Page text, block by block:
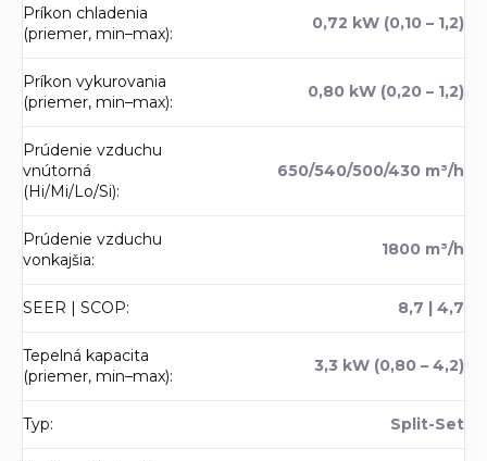
Príkon chladenia
(priemer, min–max):
0,72 kW (0,10 – 1,2)
Príkon vykurovania
(priemer, min–max):
0,80 kW (0,20 – 1,2)
Prúdenie vzduchu
vnútorná
(Hi/Mi/Lo/Si):
650/540/500/430 m³/h
Prúdenie vzduchu
vonkajšia:
1800 m³/h
SEER | SCOP: 8,7 | 4,7
Tepelná kapacita
(priemer, min–max):
3,3 kW (0,80 – 4,2)
Typ: Split-Set